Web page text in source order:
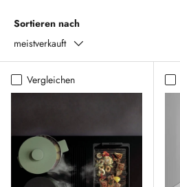
Sortieren nach
meistverkauft
Vergleichen